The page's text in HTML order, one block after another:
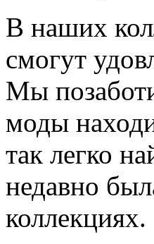
В наших
смогут
Мы
моды
так легко
недавно
коллекциях.